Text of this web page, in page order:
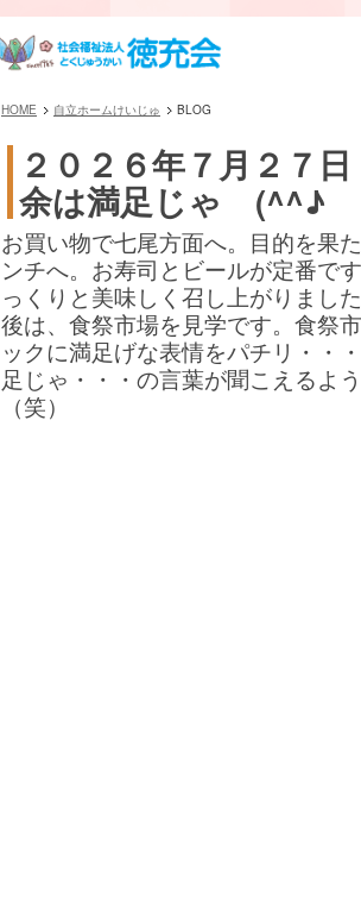
HOME 自立ホームけいじゅ BLOG
２０２６年７月２７日
余は満足じゃ (^^♪
お買い物で七尾方面へ。目的を果
ンチへ。お寿司とビールが定番で
っくりと美味しく召し上がりまし
後は、食祭市場を見学です。食祭
ックに満足げな表情をパチリ・・
足じゃ・・・の言葉が聞こえる
（笑）